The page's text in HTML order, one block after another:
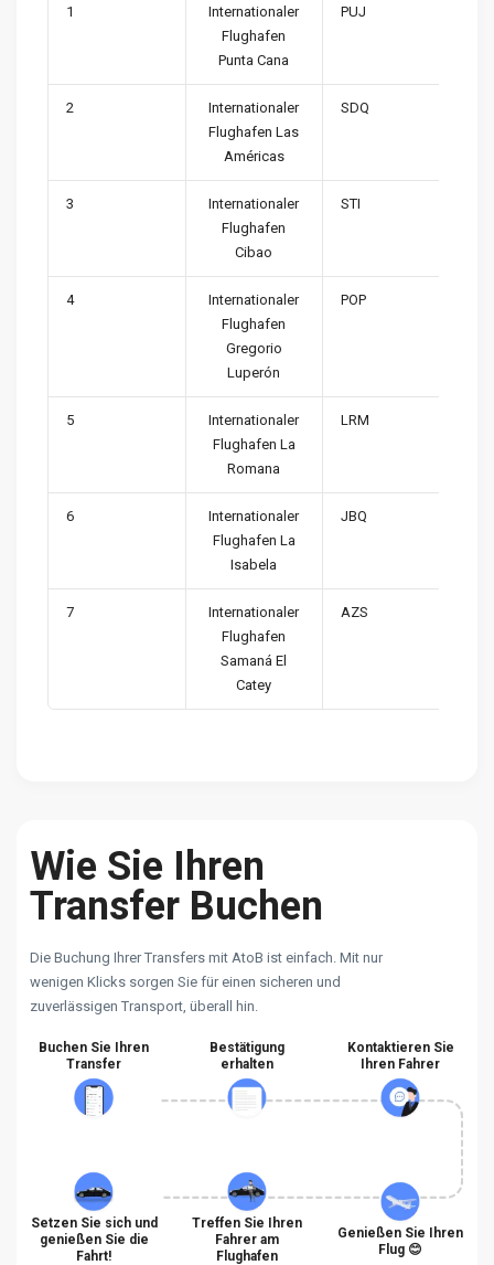
1
Internationaler
Flughafen
Punta Cana
PUJ
2
Internationaler
Flughafen Las
Américas
SDQ
3
Internationaler
Flughafen
Cibao
STI
4
Internationaler
Flughafen
Gregorio
Luperón
POP
5
Internationaler
Flughafen La
Romana
LRM
6
Internationaler
Flughafen La
Isabela
JBQ
7
Internationaler
Flughafen
Samaná El
Catey
AZS
Wie Sie Ihren
Transfer Buchen
Die Buchung Ihrer Transfers mit AtoB ist einfach. Mit nur
wenigen Klicks sorgen Sie für einen sicheren und
zuverlässigen Transport, überall hin.
Buchen Sie Ihren
Transfer
Bestätigung
erhalten
Kontaktieren Sie
Ihren Fahrer
Setzen Sie sich und
genießen Sie die
Fahrt!
Treffen Sie Ihren
Fahrer am
Flughafen
Genießen Sie Ihren
Flug 😊